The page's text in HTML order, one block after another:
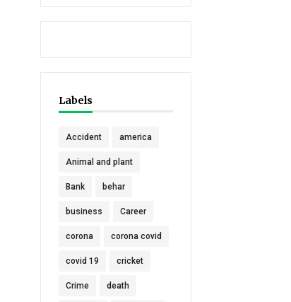
Labels
Accident america
Animal and plant
Bank behar
business Career
corona corona covid
covid 19 cricket
Crime death